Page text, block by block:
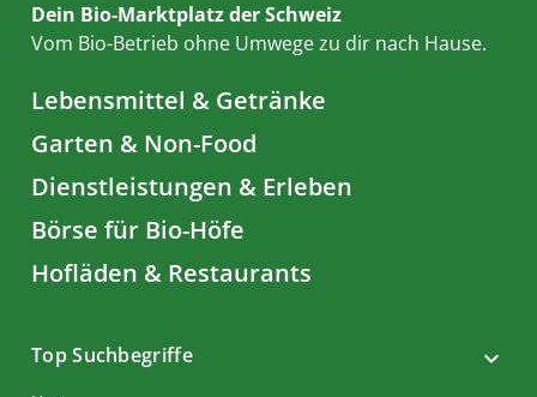
Dein Bio-Marktplatz der Schweiz
Vom Bio-Betrieb ohne Umwege zu dir nach Hause.
Lebensmittel & Getränke
Garten & Non-Food
Dienstleistungen & Erleben
Börse für Bio-Höfe
Hofläden & Restaurants
Top Suchbegriffe